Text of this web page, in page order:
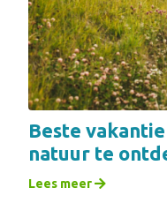
Beste
natuur te
Lees meer